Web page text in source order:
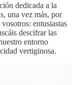
dedicada a la
una vez más, por
entusiastas
descifrar las
entorno
vertiginosa.